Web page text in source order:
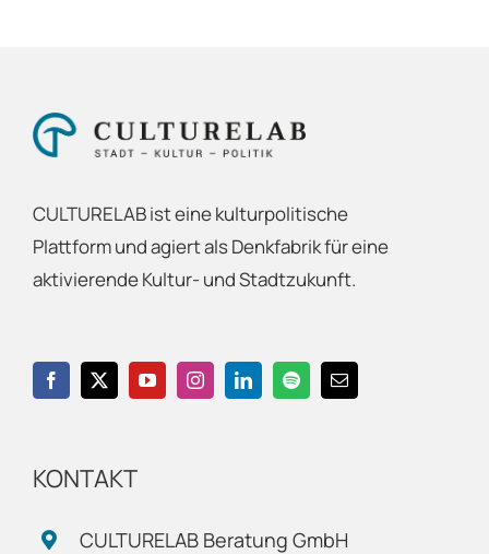
CULTURELAB ist eine kulturpolitische
Plattform und agiert als Denkfabrik für eine
aktivierende Kultur- und Stadtzukunft.
KONTAKT
CULTURELAB Beratung GmbH